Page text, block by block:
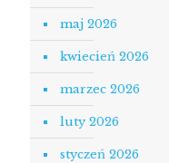
maj 2026
kwiecień 2026
marzec 2026
luty 2026
styczeń 2026